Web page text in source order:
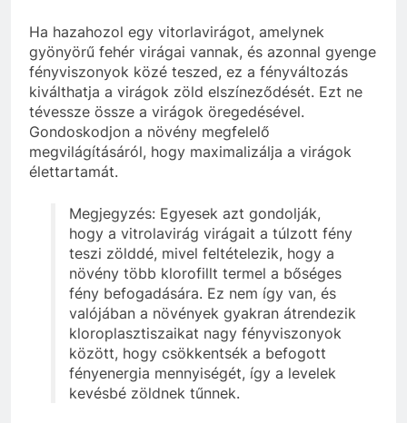
Ha hazahozol egy vitorlavirágot, amelynek
gyönyörű fehér virágai vannak, és azonnal gyenge
fényviszonyok közé teszed, ez a fényváltozás
kiválthatja a virágok zöld elszíneződését. Ezt ne
tévessze össze a virágok öregedésével.
Gondoskodjon a növény megfelelő
megvilágításáról, hogy maximalizálja a virágok
élettartamát.
Megjegyzés: Egyesek azt gondolják,
hogy a vitrolavirág virágait a túlzott fény
teszi zölddé, mivel feltételezik, hogy a
növény több klorofillt termel a bőséges
fény befogadására. Ez nem így van, és
valójában a növények gyakran átrendezik
kloroplasztiszaikat nagy fényviszonyok
között, hogy csökkentsék a befogott
fényenergia mennyiségét, így a levelek
kevésbé zöldnek tűnnek.